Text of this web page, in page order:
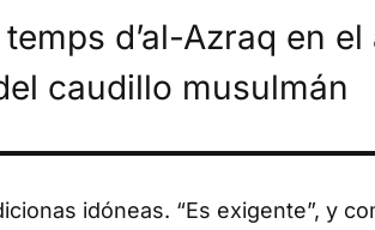
d’al-Azraq en el
caudillo musulmán
idóneas. “Es exigente”, y